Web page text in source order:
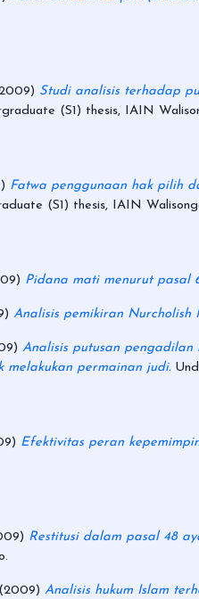
Studi analisis terhadap
(S1) thesis, IAIN
Fatwa penggunaan hak pilih
(S1) thesis, IAIN
Pidana mati menurut pasal
Analisis pemikiran Nurcholish
Analisis putusan pengadilan
melakukan permainan judi.
Efektivitas peran
Restitusi dalam pasal 48
(2009) Analisis hukum Islam